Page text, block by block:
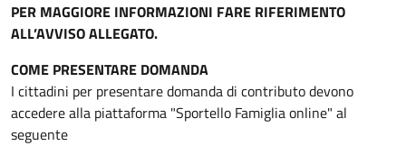
PER MAGGIORE INFORMAZIONI FARE RIFERIMENTO
ALL’AVVISO ALLEGATO.
COME PRESENTARE DOMANDA
I cittadini per presentare domanda di contributo devono
accedere alla piattaforma "Sportello Famiglia online" al
seguente